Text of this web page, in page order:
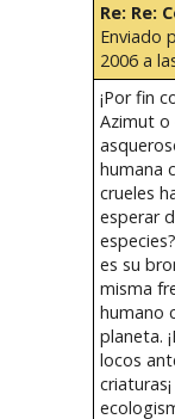
Re: Re:
Enviado
2006 a
¡Por fin
Azimut o
humana
crueles
esperar
es su
misma
humano
planeta.
locos